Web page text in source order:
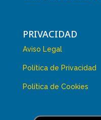
PRIVACIDAD
Aviso Legal
Política de Privacidad
Política de Cookies